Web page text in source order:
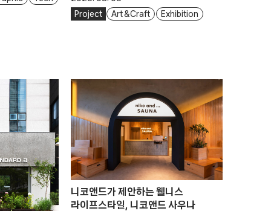
Project Art & Craft Exhibition
니코앤드가 제안하는 웰니스
라이프스타일, 니코앤드 사우나